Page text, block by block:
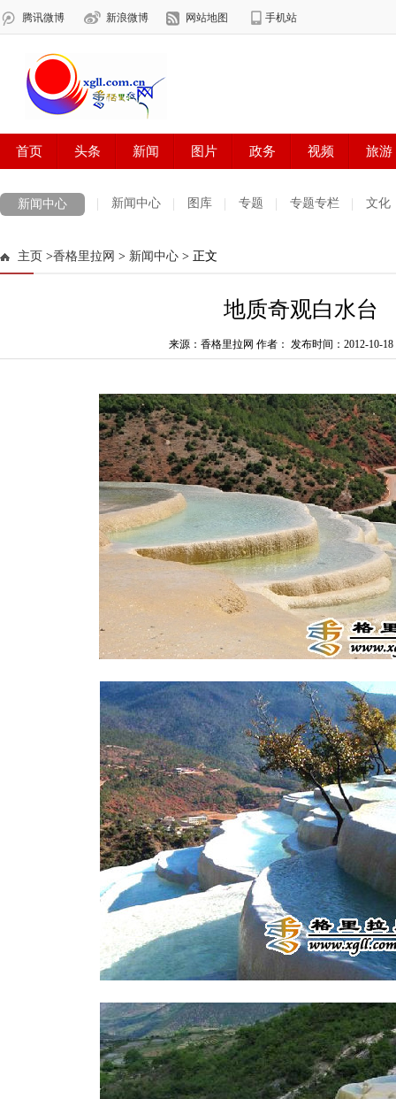
新闻中心 新闻中心 图库 专题 专题专栏 文化
法治迪庆
主页 >香格里拉网 > 新闻中心 > 正文
地质奇观白水台
来源：香格里拉网 作者： 发布时间：2012-10-18